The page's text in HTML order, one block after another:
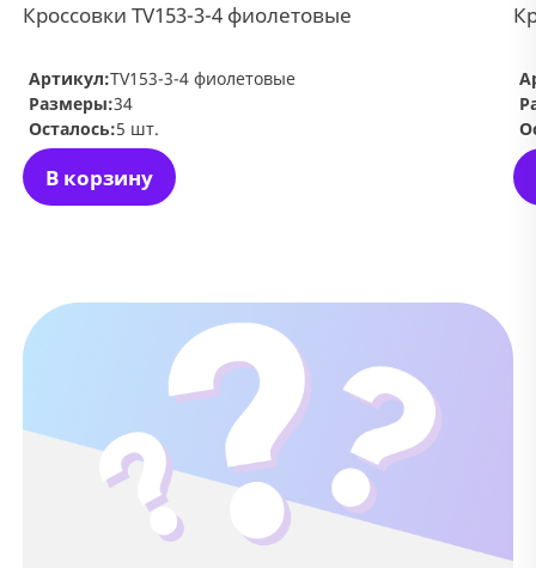
Кроссовки TV153-3-4 фиолетовые
В корзину
Артикул:TV153-3-4 фиолетовые
Размеры:34
Осталось:5 шт.